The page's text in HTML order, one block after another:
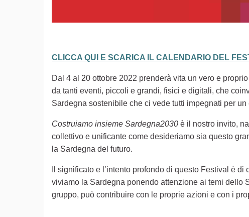
CLICCA QUI E SCARICA IL CALENDARIO DEL
Dal 4 al 20 ottobre 2022 prenderà vita un vero e
da tanti eventi, piccoli e grandi, fisici e digitali, che
Sardegna sostenibile che ci vede tutti impegnati per
Costruiamo insieme Sardegna2030 è il nostro invito,
collettivo e unificante come desideriamo sia questo
la Sardegna del futuro.
Il significato e l’intento profondo di questo Festival è
viviamo la Sardegna ponendo attenzione ai temi dello
gruppo, può contribuire con le proprie azioni e con i